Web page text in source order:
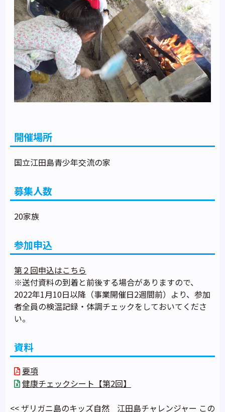
開催場所
国立江田島青少年交流の家
募集人数
20家族
参加申込
第２回申込はこちら
※送付資料の到着と前後する場合がありますので、
2022年1月10日以降（事業開催日2週間前）より、参加
者全員の検温記録・体調チェックをしておいてくださ
い。
資料
要項
健康チェックシート【第2回】
<<ザリガニ島のキッズ自然 江田島チャレンジャー この